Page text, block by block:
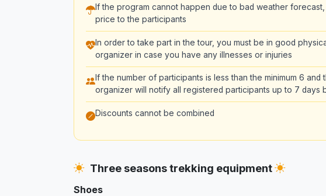
If the program cannot happen due to bad weather
price to the participants
In order to take part in the tour, you must be in good
organizer in case you have any illnesses or injuries
If the number of participants is less than the minimum 6
organizer will notify all registered participants up to 7 days
Discounts cannot be combined
Three seasons trekking equipment
Shoes